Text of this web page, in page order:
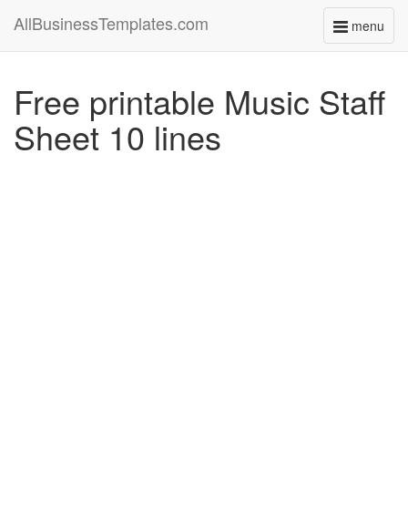
menu
Toggle
AllBusinessTemplates.com
Free printable Music Staff
Sheet 10 lines